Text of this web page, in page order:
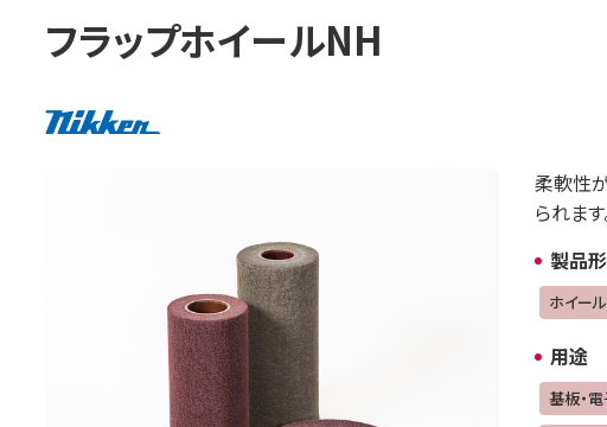
フラップホイールNH
柔軟性
られま
製品
ホイール
用途
基板・